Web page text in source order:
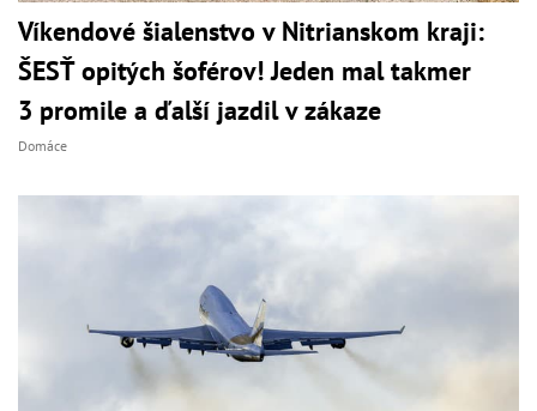
Víkendové šialenstvo v Nitrianskom kraji:
ŠESŤ opitých šoférov! Jeden mal takmer
3 promile a ďalší jazdil v zákaze
Domáce